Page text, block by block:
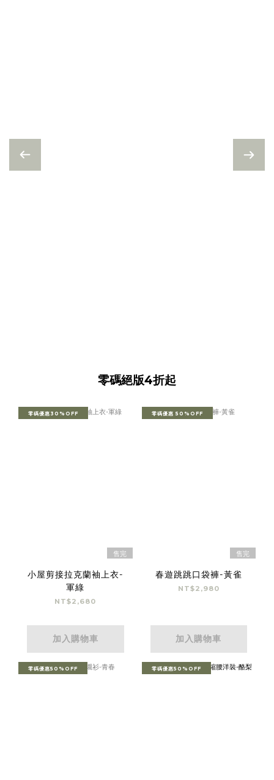
零碼絕版4折起
零碼優惠30%OFF
售完
小屋剪接拉克蘭袖上衣-
軍綠
NT$2,680
加入購物車
零碼優惠 50%OFF
售完
春遊跳跳口袋褲-黃雀
NT$2,980
加入購物車
零碼優惠50%OFF 零碼優惠50%OFF